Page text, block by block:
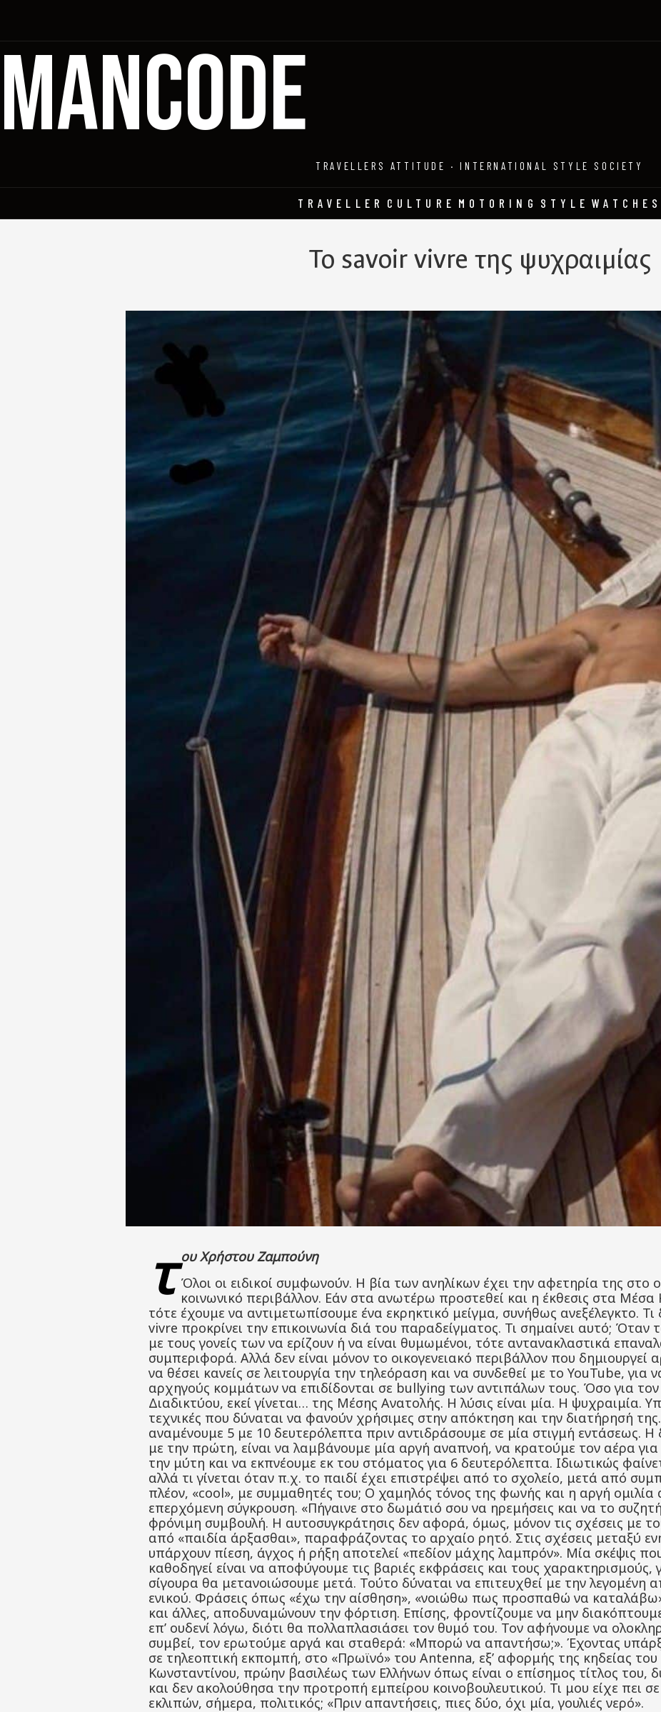
MANCODE
TRAVELLERS ATTITUDE · INTERNATIONAL STYLE SOCIETY
TRAVELLER CULTURE MOTORING STYLE WATCHES
Το savoir vivre της ψυχραιμίας
τ ου Χρήστου Ζαμπούνη
Όλοι οι ειδικοί συμφωνούν. Η βία των ανηλίκων έχει την αφετηρία της στο
κοινωνικό περιβάλλον. Εάν στα ανωτέρω προστεθεί και η έκθεσις στα Μέσα
τότε έχουμε να αντιμετωπίσουμε ένα εκρηκτικό μείγμα, συνήθως ανεξέλεγκτο.
vivre προκρίνει την επικοινωνία διά του παραδείγματος. Τι σημαίνει αυτό; Όταν
με τους γονείς των να ερίζουν ή να είναι θυμωμένοι, τότε αντανακλαστικά
συμπεριφορά. Αλλά δεν είναι μόνον το οικογενειακό περιβάλλον που δημιουργεί
να θέσει κανείς σε λειτουργία την τηλεόραση και να συνδεθεί με το YouTube, για
αρχηγούς κομμάτων να επιδίδονται σε bullying των αντιπάλων τους. Όσο για
Διαδικτύου, εκεί γίνεται… της Μέσης Ανατολής. Η λύσις είναι μία. Η ψυχραιμία.
τεχνικές που δύναται να φανούν χρήσιμες στην απόκτηση και την διατήρησή
αναμένουμε 5 με 10 δευτερόλεπτα πριν αντιδράσουμε σε μία στιγμή εντάσεως.
με την πρώτη, είναι να λαμβάνουμε μία αργή αναπνοή, να κρατούμε τον αέρα
την μύτη και να εκπνέουμε εκ του στόματος για 6 δευτερόλεπτα. Ιδιωτικώς
αλλά τι γίνεται όταν π.χ. το παιδί έχει επιστρέψει από το σχολείο, μετά από
πλέον, «cool», με συμμαθητές του; Ο χαμηλός τόνος της φωνής και η αργή ομιλία
επερχόμενη σύγκρουση. «Πήγαινε στο δωμάτιό σου να ηρεμήσεις και να το
φρόνιμη συμβουλή. Η αυτοσυγκράτησις δεν αφορά, όμως, μόνον τις σχέσεις με
από «παιδία άρξασθαι», παραφράζοντας το αρχαίο ρητό. Στις σχέσεις μεταξύ
υπάρχουν πίεση, άγχος ή ρήξη αποτελεί «πεδίον μάχης λαμπρόν». Μία σκέψις
καθοδηγεί είναι να αποφύγουμε τις βαριές εκφράσεις και τους χαρακτηρισμούς,
σίγουρα θα μετανοιώσουμε μετά. Τούτο δύναται να επιτευχθεί με την λεγομένη
ενικού. Φράσεις όπως «έχω την αίσθηση», «νοιώθω πως προσπαθώ να
και άλλες, αποδυναμώνουν την φόρτιση. Επίσης, φροντίζουμε να μην
επ’ ουδενί λόγω, διότι θα πολλαπλασιάσει τον θυμό του. Τον αφήνουμε να
συμβεί, τον ερωτούμε αργά και σταθερά: «Μπορώ να απαντήσω;». Έχοντας
σε τηλεοπτική εκπομπή, στο «Πρωϊνό» του Antenna, εξ’ αφορμής της κηδείας
Κωνσταντίνου, πρώην βασιλέως των Ελλήνων όπως είναι ο επίσημος τίτλος του,
και δεν ακολούθησα την προτροπή εμπείρου κοινοβουλευτικού. Τι μου είχε πει
εκλιπών, σήμερα, πολιτικός; «Πριν απαντήσεις, πιες δύο, όχι μία, γουλιές νερό».